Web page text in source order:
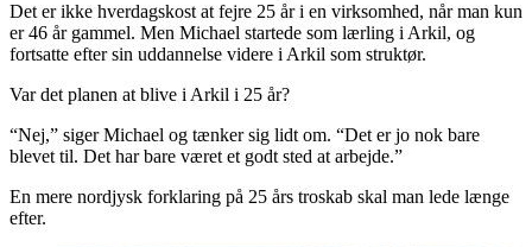
Det er ikke hverdagskost at fejre 25 år i en virksomhed, når man kun
er 46 år gammel. Men Michael startede som lærling i Arkil, og
fortsatte efter sin uddannelse videre i Arkil som struktør.
Var det planen at blive i Arkil i 25 år?
“Nej,” siger Michael og tænker sig lidt om. “Det er jo nok bare
blevet til. Det har bare været et godt sted at arbejde.”
En mere nordjysk forklaring på 25 års troskab skal man lede længe
efter.